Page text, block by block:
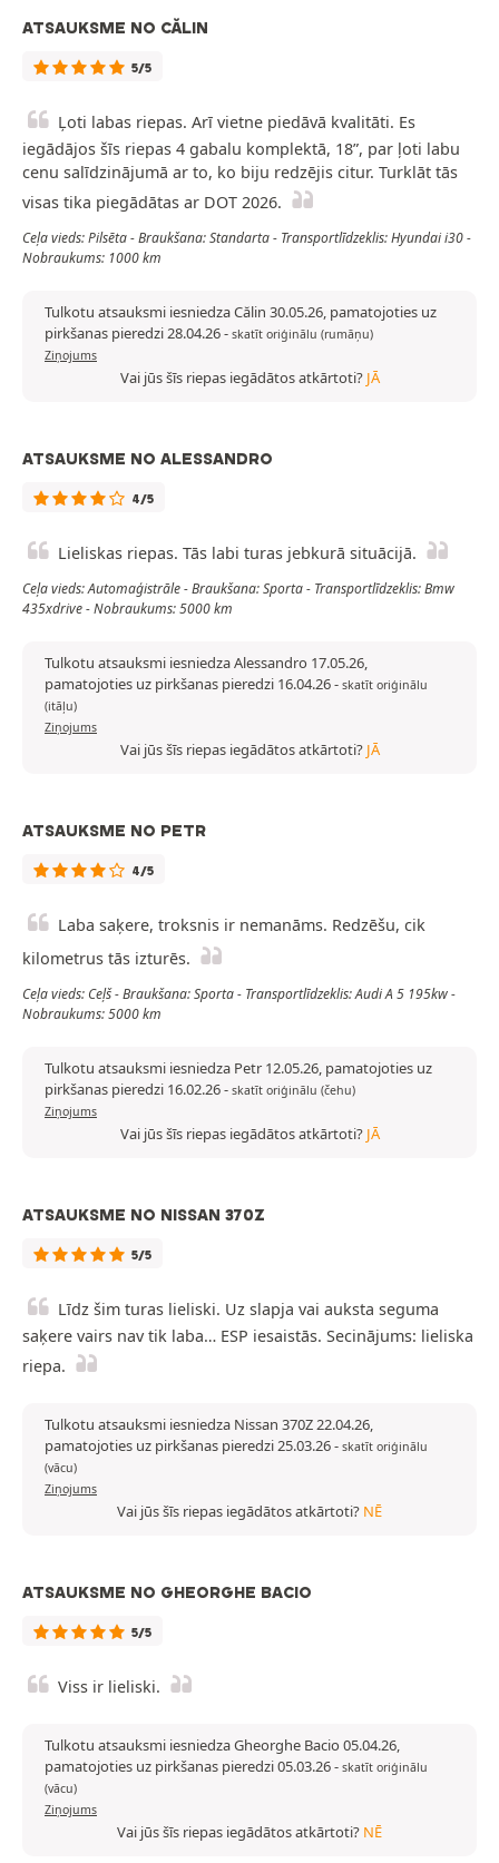
ATSAUKSME NO CĂLIN
5/5
Ļoti labas riepas. Arī vietne piedāvā kvalitāti. Es
iegādājos šīs riepas 4 gabalu komplektā, 18”, par ļoti labu
cenu salīdzinājumā ar to, ko biju redzējis citur. Turklāt tās
visas tika piegādātas ar DOT 2026.
Ceļa vieds: Pilsēta - Braukšana: Standarta - Transportlīdzeklis: Hyundai i30 -
Nobraukums: 1000 km
Tulkotu atsauksmi iesniedza Călin 30.05.26, pamatojoties uz
pirkšanas pieredzi 28.04.26- skatīt oriģinālu (rumāņu)
Ziņojums
Vai jūs šīs riepas iegādātos atkārtoti? JĀ
ATSAUKSME NO ALESSANDRO
4/5
Lieliskas riepas. Tās labi turas jebkurā situācijā.
Ceļa vieds: Automaģistrāle - Braukšana: Sporta - Transportlīdzeklis: Bmw
435xdrive - Nobraukums: 5000 km
Tulkotu atsauksmi iesniedza Alessandro 17.05.26,
pamatojoties uz pirkšanas pieredzi 16.04.26- skatīt oriģinālu
(itāļu)
Ziņojums
Vai jūs šīs riepas iegādātos atkārtoti? JĀ
ATSAUKSME NO PETR
4/5
Laba saķere, troksnis ir nemanāms. Redzēšu, cik
kilometrus tās izturēs.
Ceļa vieds: Ceļš - Braukšana: Sporta - Transportlīdzeklis: Audi A 5 195kw -
Nobraukums: 5000 km
Tulkotu atsauksmi iesniedza Petr 12.05.26, pamatojoties uz
pirkšanas pieredzi 16.02.26- skatīt oriģinālu (čehu)
Ziņojums
Vai jūs šīs riepas iegādātos atkārtoti? JĀ
ATSAUKSME NO NISSAN 370Z
5/5
Līdz šim turas lieliski. Uz slapja vai auksta seguma
saķere vairs nav tik laba… ESP iesaistās. Secinājums: lieliska
riepa.
Tulkotu atsauksmi iesniedza Nissan 370Z 22.04.26,
pamatojoties uz pirkšanas pieredzi 25.03.26- skatīt oriģinālu
(vācu)
Ziņojums
Vai jūs šīs riepas iegādātos atkārtoti? NĒ
ATSAUKSME NO GHEORGHE BACIO
5/5
Viss ir lieliski.
Tulkotu atsauksmi iesniedza Gheorghe Bacio 05.04.26,
pamatojoties uz pirkšanas pieredzi 05.03.26- skatīt oriģinālu
(vācu)
Ziņojums
Vai jūs šīs riepas iegādātos atkārtoti? NĒ